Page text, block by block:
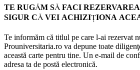
TE RUGĂM SĂ FACI
SIGUR CĂ VEI ACHIZIŢIONA
Te informăm că titlul pe care l-ai rezervat
Prouniversitaria.ro va depune toate
această carte pentru tine. Un e-mail de
adresa ta de postă electronică.